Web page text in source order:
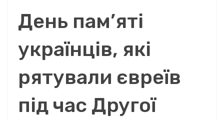
День пам’яті
українців, які
рятували євреїв
під час Другої